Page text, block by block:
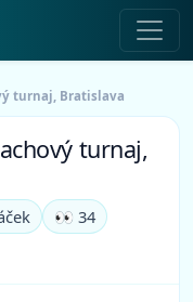
turnaj, Bratislava
turnaj,
👀 34